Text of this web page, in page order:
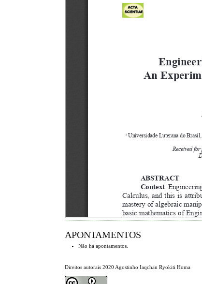
APONTAMENTOS
Não há apontamentos.
Direitos autorais 2020 Agostinho Iaqchan Ryokiti Homa